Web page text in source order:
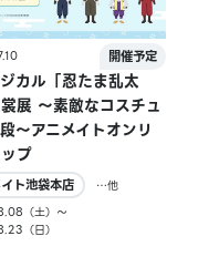
カル「忍たま乱太
展 ～素敵なコスチュ
～アニメイトオンリ
プ
ト池袋本店
…他
（土）〜
（日）